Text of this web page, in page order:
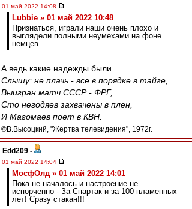
01 май 2022 14:08
Lubbie » 01 май 2022 10:48
Признаться, играли наши очень плохо и
выглядели полными неумехами на фоне
немцев
А ведь какие надежды были...
Слышу: не плачь - все в порядке в тайге,
Выигран матч СССР - ФРГ,
Сто негодяев захвачены в плен,
И Магомаев поет в КВН.
©В.Высоцкий, "Жертва телевидения", 1972г.
Edd209 -
01 май 2022 14:04
МосфОлд » 01 май 2022 14:01
Пока не началось и настроение не
испорченно - За Спартак и за 100 пламенных
лет! Сразу стакан!!!